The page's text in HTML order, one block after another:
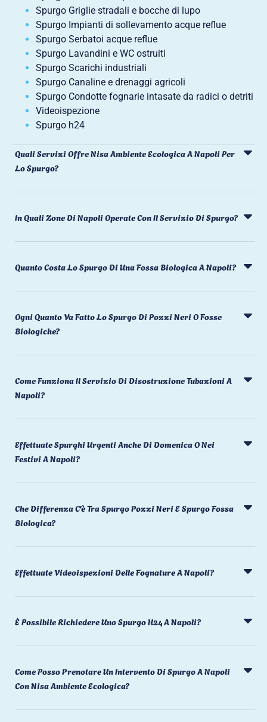
Spurgo Griglie stradali e bocche di lupo
Spurgo Impianti di sollevamento acque reflue
Spurgo Serbatoi acque reflue
Spurgo Lavandini e WC ostruiti
Spurgo Scarichi industriali
Spurgo Canaline e drenaggi agricoli
Spurgo Condotte fognarie intasate da radici o detriti
Videoispezione
Spurgo h24
Quali Servizi Offre Nisa Ambiente Ecologica A Napoli Per
Lo Spurgo?
In Quali Zone Di Napoli Operate Con Il Servizio Di Spurgo?
Quanto Costa Lo Spurgo Di Una Fossa Biologica A Napoli?
Ogni Quanto Va Fatto Lo Spurgo Di Pozzi Neri O Fosse
Biologiche?
Come Funziona Il Servizio Di Disostruzione Tubazioni A
Napoli?
Effettuate Spurghi Urgenti Anche Di Domenica O Nei
Festivi A Napoli?
Che Differenza C'è Tra Spurgo Pozzi Neri E Spurgo Fossa
Biologica?
Effettuate Videoispezioni Delle Fognature A Napoli?
È Possibile Richiedere Uno Spurgo H24 A Napoli?
Come Posso Prenotare Un Intervento Di Spurgo A Napoli
Con Nisa Ambiente Ecologica?